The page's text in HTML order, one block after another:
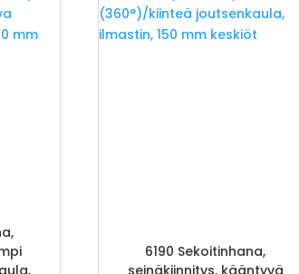
6190 Sekoitinhana,
seinäkiinnitys, kääntyvä